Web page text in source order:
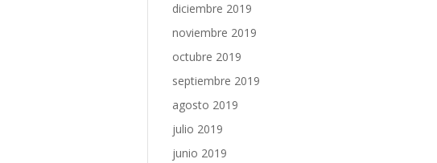
diciembre 2019
noviembre 2019
octubre 2019
septiembre 2019
agosto 2019
julio 2019
junio 2019